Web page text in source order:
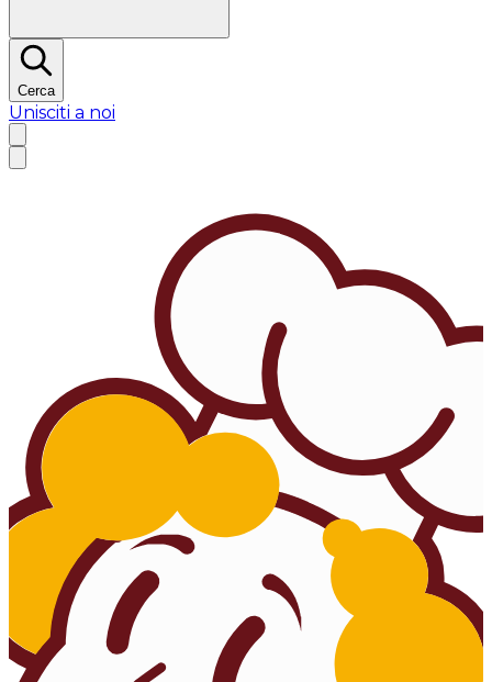
Cerca
Unisciti a noi